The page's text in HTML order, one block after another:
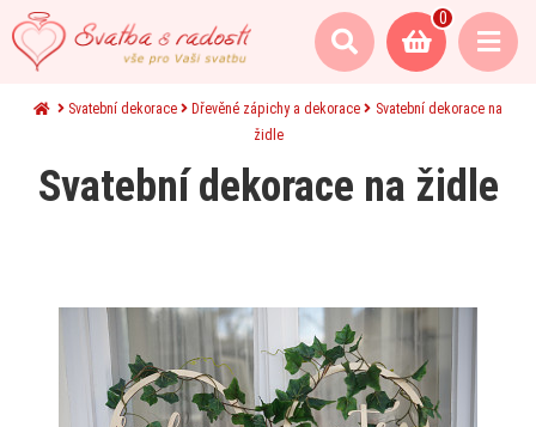
0
Svatební dekorace Dřevěné zápichy a dekorace
Svatební dekorace na
židle
Svatební dekorace na židle